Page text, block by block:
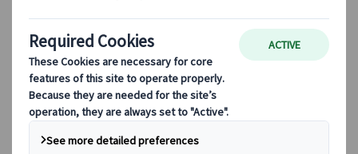
Blog
Consigli di viaggio per ogni stagione
Attrazioni principali
Approfondimenti culturali
Esperienze culinarie
Alla scoperta del Giappone in treno
Domande frequenti
Informazioni essenziali
Regole di etichetta
Guidare in Giappone